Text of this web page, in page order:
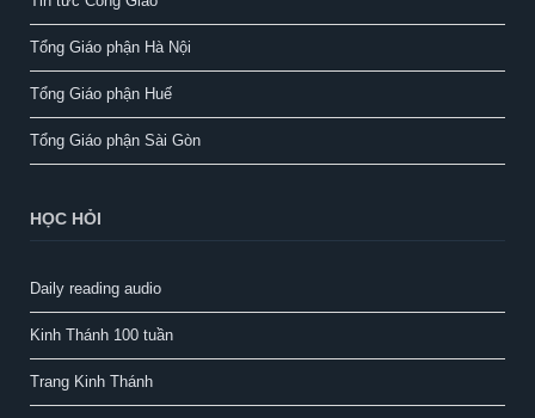
Tổng Giáo phận Hà Nội
Tổng Giáo phận Huế
Tổng Giáo phận Sài Gòn
HỌC HỎI
Daily reading audio
Kinh Thánh 100 tuần
Trang Kinh Thánh